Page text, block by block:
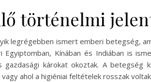
történelmi
legrégebben ismert emberi betegség,
Egyiptomban, Kínában és Indiában is
gazdasági károkat okoztak. A betegség
ahol a higiéniai feltételek rosszak